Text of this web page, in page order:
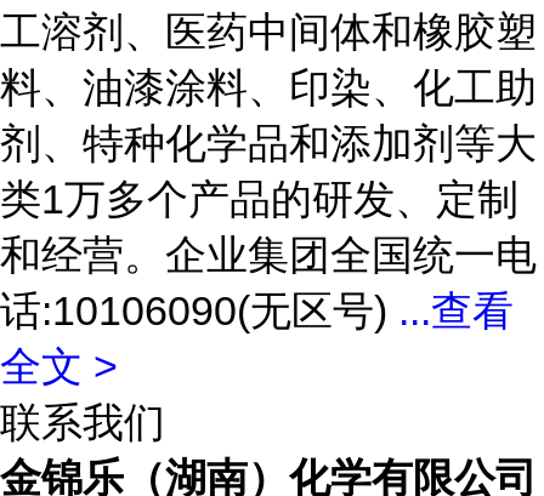
工溶剂、医药中间体和橡胶塑
料、油漆涂料、印染、化工助
剂、特种化学品和添加剂等大
类1万多个产品的研发、定制
和经营。企业集团全国统一电
话:10106090(无区号) ...查看
全文 >
联系我们
金锦乐（湖南）化学有限公司